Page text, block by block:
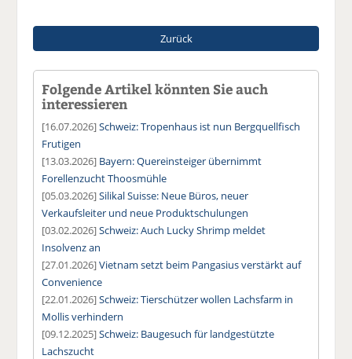
Zurück
Folgende Artikel könnten Sie auch
interessieren
[16.07.2026]Schweiz: Tropenhaus ist nun Bergquellfisch
Frutigen
[13.03.2026] Bayern: Quereinsteiger übernimmt
Forellenzucht Thoosmühle
[05.03.2026]Silikal Suisse: Neue Büros, neuer
Verkaufsleiter und neue Produktschulungen
[03.02.2026]Schweiz: Auch Lucky Shrimp meldet
Insolvenz an
[27.01.2026]Vietnam setzt beim Pangasius verstärkt auf
Convenience
[22.01.2026]Schweiz: Tierschützer wollen Lachsfarm in
Mollis verhindern
[09.12.2025]Schweiz: Baugesuch für landgestützte
Lachszucht